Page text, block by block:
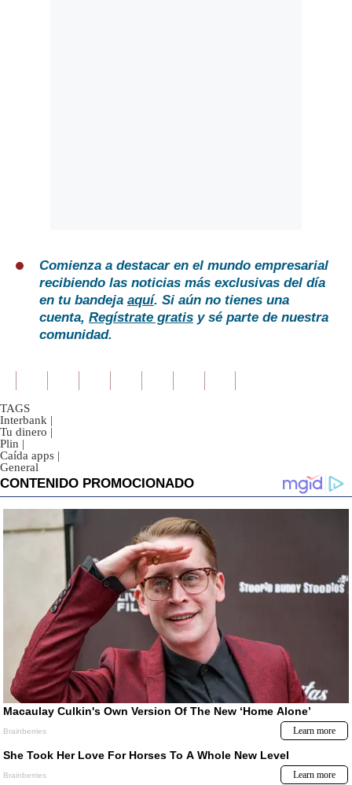
Comienza a destacar en el mundo empresarial
recibiendo las noticias más exclusivas del día
en tu bandeja aquí. Si aún no tienes una
cuenta, Regístrate gratis y sé parte de nuestra
comunidad.
TAGS
Interbank |
Tu dinero |
Plin |
Caída apps |
General